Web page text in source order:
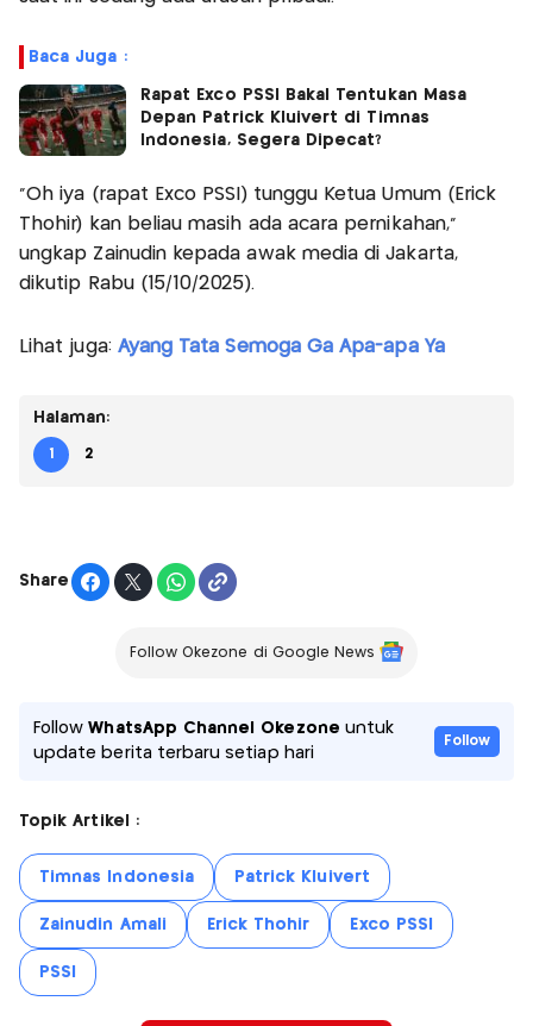
Baca Juga :
Rapat Exco PSSI Bakal Tentukan Masa
Depan Patrick Kluivert di Timnas
Indonesia, Segera Dipecat?
"Oh iya (rapat Exco PSSI) tunggu Ketua Umum (Erick
Thohir) kan beliau masih ada acara pernikahan,"
ungkap Zainudin kepada awak media di Jakarta,
dikutip Rabu (15/10/2025).
Lihat juga: Ayang Tata Semoga Ga Apa-apa Ya
Halaman:
1 2
Share
Follow Okezone di Google News
FollowWhatsApp Channel Okezone untuk
update berita terbaru setiap hari
Follow
Topik Artikel :
Timnas Indonesia Patrick Kluivert
Zainudin Amali Erick Thohir Exco PSSI
PSSI